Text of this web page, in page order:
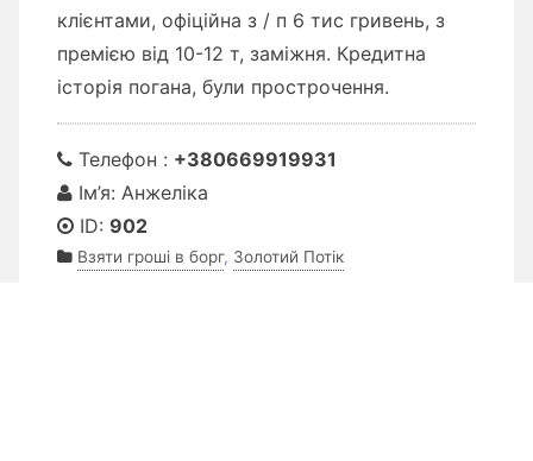
клієнтами, офіційна з / п 6 тис гривень, з
премією від 10-12 т, заміжня. Кредитна
історія погана, були прострочення.
Телефон : +380669919931
Ім’я: Анжеліка
ID: 902
Взяти гроші в борг, Золотий Потік